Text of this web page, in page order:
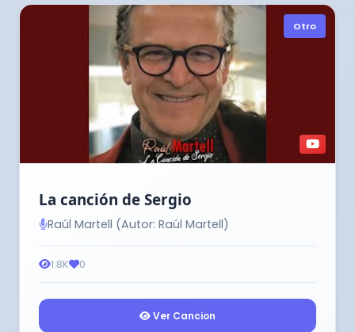
Otro
La canción de Sergio
Raúl Martell (Autor: Raúl Martell)
1.8K 0
Ver Cancion